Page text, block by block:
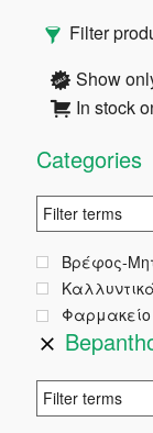
Filter
Show
In stock
Categories
Βρέφος-
Φαρμακείο